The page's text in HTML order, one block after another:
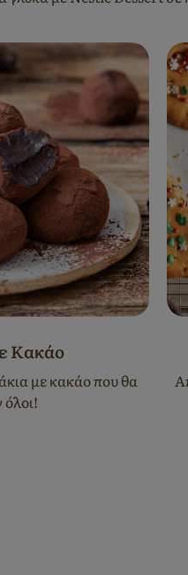
Κακάο
με κακάο που θα